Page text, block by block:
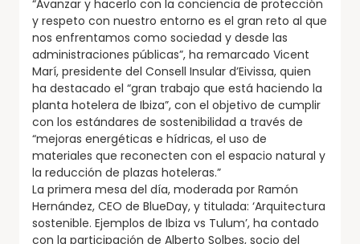
“Avanzar y hacerlo con la conciencia de protección
y respeto con nuestro entorno es el gran reto al que
nos enfrentamos como sociedad y desde las
administraciones públicas”, ha remarcado Vicent
Marí, presidente del Consell Insular d’Eivissa, quien
ha destacado el “gran trabajo que está haciendo la
planta hotelera de Ibiza”, con el objetivo de cumplir
con los estándares de sostenibilidad a través de
“mejoras energéticas e hídricas, el uso de
materiales que reconecten con el espacio natural y
la reducción de plazas hoteleras.”
La primera mesa del día, moderada por Ramón
Hernández, CEO de BlueDay, y titulada: ‘Arquitectura
sostenible. Ejemplos de Ibiza vs Tulum’, ha contado
con la participación de Alberto Solbes, socio del